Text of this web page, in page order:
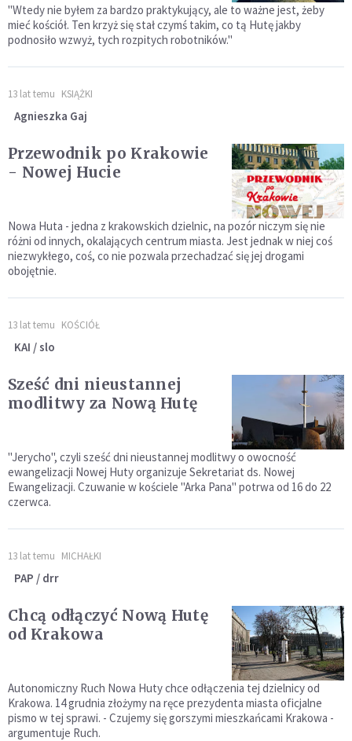
"Wtedy nie byłem za bardzo praktykujący, ale to ważne jest, żeby
mieć kościół. Ten krzyż się stał czymś takim, co tą Hutę jakby
podnosiło wzwyż, tych rozpitych robotników."
13 lat temu KSIĄŻKI
Agnieszka Gaj
Przewodnik po Krakowie
- Nowej Hucie
Nowa Huta - jedna z krakowskich dzielnic, na pozór niczym się nie
różni od innych, okalających centrum miasta. Jest jednak w niej coś
niezwykłego, coś, co nie pozwala przechadzać się jej drogami
obojętnie.
13 lat temu KOŚCIÓŁ
KAI / slo
Sześć dni nieustannej
modlitwy za Nową Hutę
"Jerycho", czyli sześć dni nieustannej modlitwy o owocność
ewangelizacji Nowej Huty organizuje Sekretariat ds. Nowej
Ewangelizacji. Czuwanie w kościele "Arka Pana" potrwa od 16 do 22
czerwca.
13 lat temu MICHAŁKI
PAP / drr
Chcą odłączyć Nową Hutę
od Krakowa
Autonomiczny Ruch Nowa Huty chce odłączenia tej dzielnicy od
Krakowa. 14 grudnia złożymy na ręce prezydenta miasta oficjalne
pismo w tej sprawi. - Czujemy się gorszymi mieszkańcami Krakowa -
argumentuje Ruch.